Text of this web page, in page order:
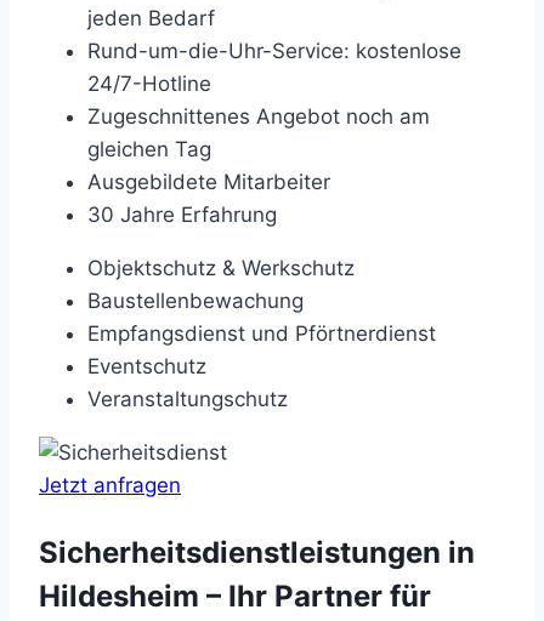
jeden Bedarf
Rund-um-die-Uhr-Service: kostenlose
24/7-Hotline
Zugeschnittenes Angebot noch am
gleichen Tag
Ausgebildete Mitarbeiter
30 Jahre Erfahrung
Objektschutz & Werkschutz
Baustellenbewachung
Empfangsdienst und Pförtnerdienst
Eventschutz
Veranstaltungschutz
Jetzt anfragen
Sicherheitsdienstleistungen in
Hildesheim – Ihr Partner für